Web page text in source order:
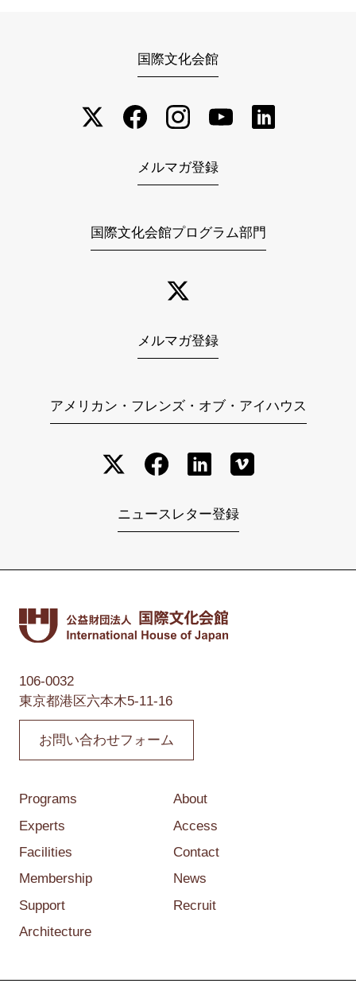
国際文化会館
メルマガ登録
国際文化会館プログラム部門
メルマガ登録
アメリカン・フレンズ・オブ・アイハウス
ニュースレター登録
106-0032
東京都港区六本木5-11-16
お問い合わせフォーム
Programs
Experts
Facilities
Membership
Support
Architecture
About
Access
Contact
News
Recruit